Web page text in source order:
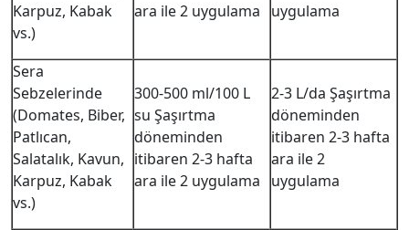
Karpuz, Kabak
vs.)
ara ile 2 uygulama
uygulama
Sera
Sebzelerinde
(Domates, Biber,
Patlıcan,
Salatalık, Kavun,
Karpuz, Kabak
vs.)
300-500 ml/100 L
su Şaşırtma
döneminden
itibaren 2-3 hafta
ara ile 2 uygulama
2-3 L/da Şaşırtma
döneminden
itibaren 2-3 hafta
ara ile 2
uygulama